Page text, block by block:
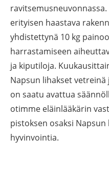
erityisen haastava
yhdistettynä 10 kg
harrastamiseen
ja kiputiloja.
Napsun lihakset
on saatu avattua
otimme eläinlääkärin
pistoksen osaksi
hyvinvointia.